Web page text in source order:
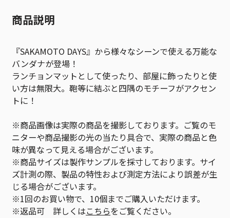
商品説明
『SAKAMOTO DAYS』から様々なシーンで使える万能な
バンダナが登場！
ランチョンマットとして使ったり、部屋に飾ったりと使
い方は無限大。鞄等に結ぶと四隅のモチーフがアクセン
トに！
※商品画像は実際の商品を撮影しております。ご覧のモ
ニターや商品撮影の光の当たり具合で、実際の商品と色
味が異なって見える場合がございます。
※商品サイズは製作サンプルを採寸しております。サイ
ズ計測の際、製品の特性および測定方法により誤差が生
じる場合がございます。
※1回のお買い物で、10個までご購入いただけます。
※返品可 詳しくはこちらをご覧ください。